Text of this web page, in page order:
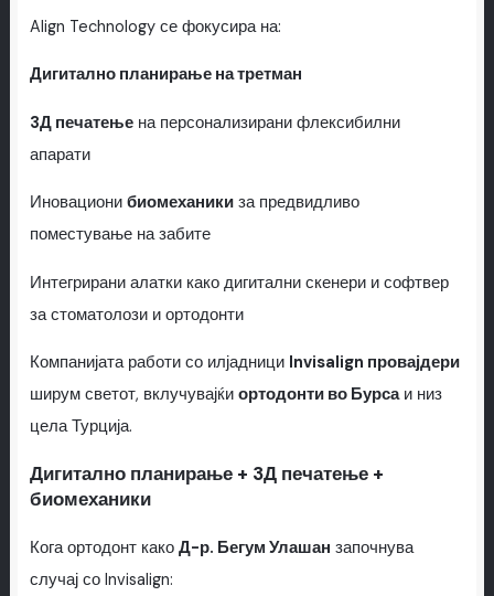
Align Technology се фокусира на:
Дигитално планирање на третман
3Д печатењена персонализирани флексибилни
апарати
Иновациони биомеханикиза предвидливо
поместување на забите
Интегрирани алатки како дигитални скенери и софтвер
за стоматолози и ортодонти
Компанијата работи со илјадници Invisalign провајдери
ширум светот, вклучувајќи ортодонти во Бурсаи низ
цела Турција.
Дигитално планирање + 3Д печатење +
биомеханики
Кога ортодонт како Д-р. Бегум Улашан започнува
случај со Invisalign: